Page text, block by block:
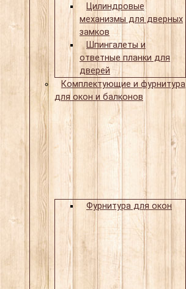
Цилиндровые
механизмы для дверных
замков
Шпингалеты и
ответные планки для
дверей
Комплектующие и фурнитура
для окон и балконов
Фурнитура для окон